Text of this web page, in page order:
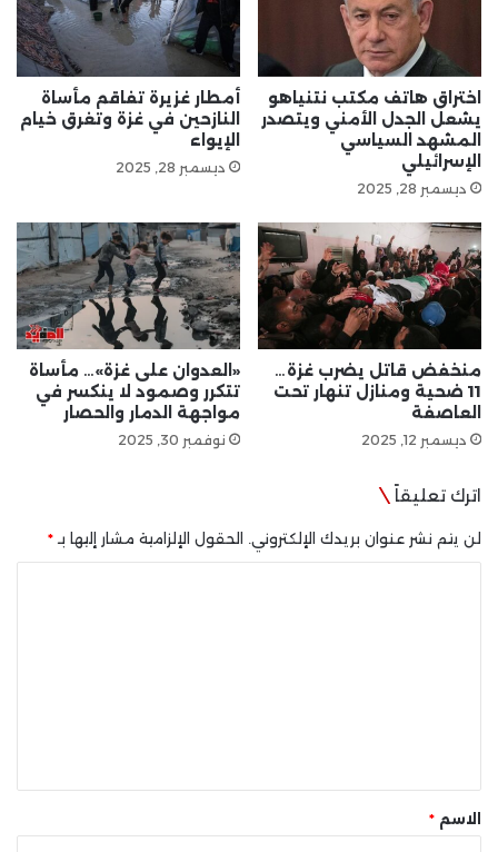
اختراق هاتف مكتب نتنياهو
يشعل الجدل الأمني ويتصدر
المشهد السياسي
الإسرائيلي
ديسمبر 28, 2025
أمطار غزيرة تفاقم مأساة
النازحين في غزة وتغرق خيام
الإيواء
ديسمبر 28, 2025
منخفض قاتل يضرب غزة…
11 ضحية ومنازل تنهار تحت
العاصفة
ديسمبر 12, 2025
«العدوان على غزة»… مأساة
تتكرر وصمود لا ينكسر في
مواجهة الدمار والحصار
نوفمبر 30, 2025
اترك تعليقاً
لن يتم نشر عنوان بريدك الإلكتروني. الحقول الإلزامية مشار إليها بـ *
*الاسم *